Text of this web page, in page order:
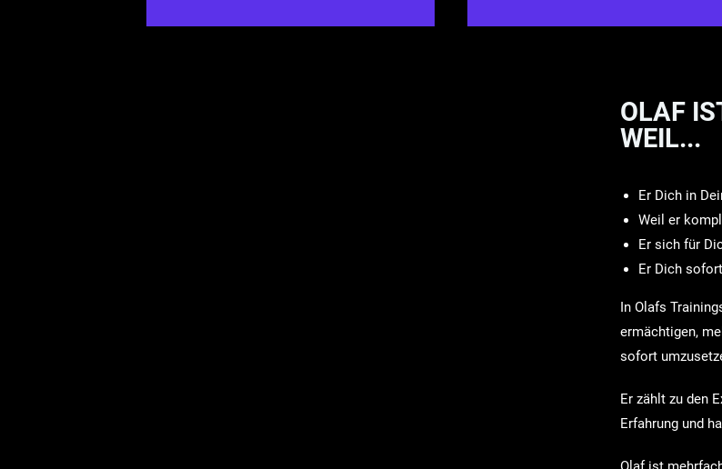
OLAF
WEIL...
Er Dich in
Weil er
Er sich für
Er Dich
In Olafs
ermächtigen,
sofort
Er zählt zu den
Erfahrung und